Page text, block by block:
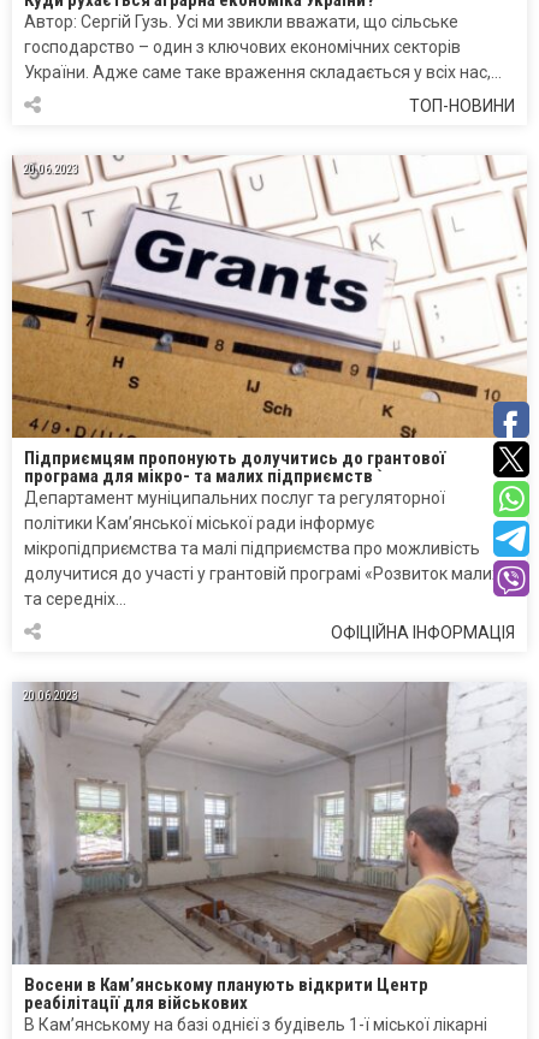
Автор: Сергій Гузь. Усі ми звикли вважати, що сільське
господарство – один з ключових економічних секторів
України. Адже саме таке враження складається у всіх нас,…
ТОП-НОВИНИ
20.06.2023
Підприємцям пропонують долучитись до грантової
програма для мікро- та малих підприємств `
Департамент муніципальних послуг та регуляторної
політики Кам’янської міської ради інформує
мікропідприємства та малі підприємства про можливість
долучитися до участі у грантовій програмі «Розвиток малих
та середніх…
ОФІЦІЙНА ІНФОРМАЦІЯ
20.06.2023
Восени в Кам’янському планують відкрити Центр
реабілітації для військових
В Кам’янському на базі однієї з будівель 1-ї міської лікарні